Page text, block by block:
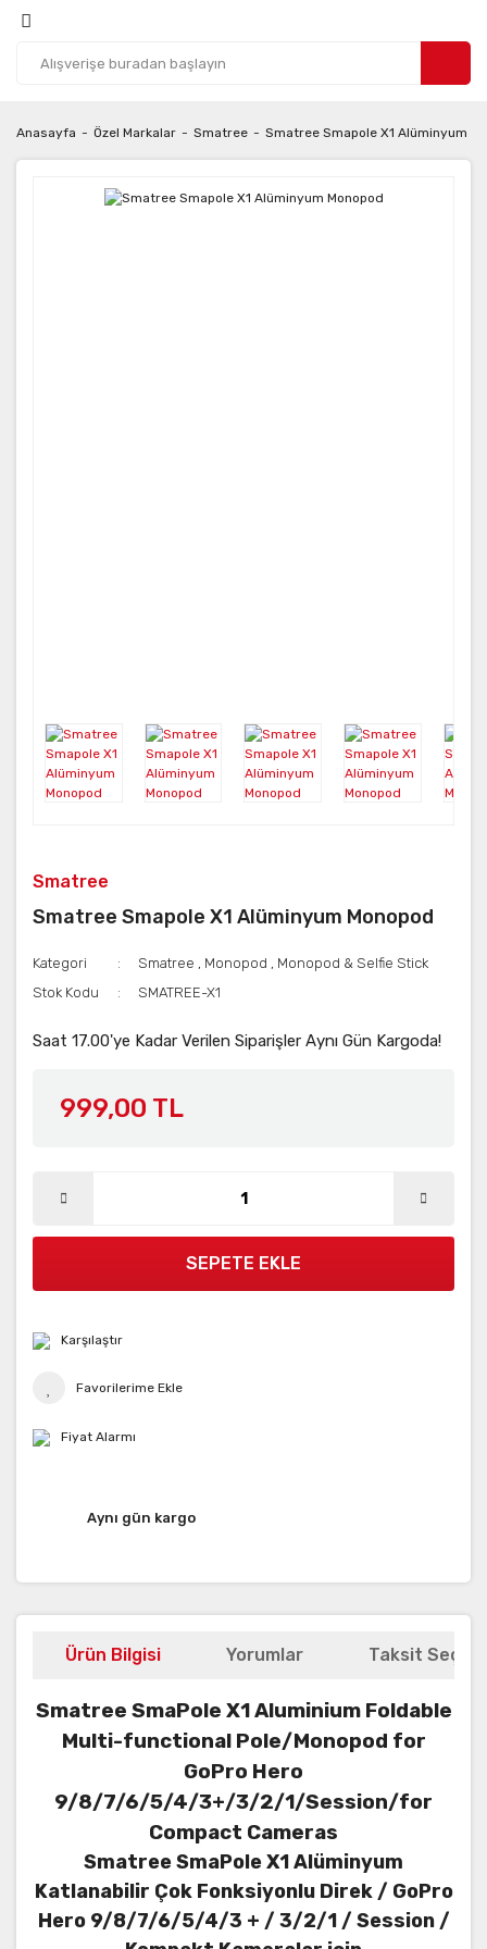
Anasayfa Özel Markalar Smatree Smatree Smapole X1 Alüminyum
Smatree
Smatree Smapole X1 Alüminyum Monopod
Kategori Smatree , Monopod , Monopod & Selfie Stick
Stok Kodu
SMATREE-X1
Saat 17.00'ye Kadar Verilen Siparişler Aynı Gün Kargoda!
999,00 TL
SEPETE EKLE
Karşılaştır
Fiyat Alarmı
Aynı gün kargo
Ürün Bilgisi Yorumlar Taksit
Smatree SmaPole X1 Aluminium Foldable
Multi-functional Pole/Monopod for
GoPro Hero
9/8/7/6/5/4/3+/3/2/1/Session/for
Compact Cameras
Smatree SmaPole X1 Alüminyum
Katlanabilir Çok Fonksiyonlu Direk / GoPro
Hero 9/8/7/6/5/4/3 + / 3/2/1 / Session /